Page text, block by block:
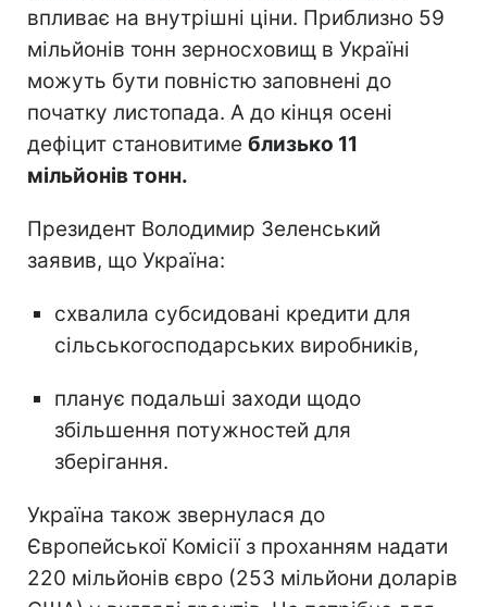
впливає на внутрішні ціни. Приблизно 59
мільйонів тонн зерносховищ в Україні
можуть бути повністю заповнені до
початку листопада. А до кінця осені
дефіцит становитиме близько 11
мільйонів тонн.
Президент Володимир Зеленський
заявив, що Україна:
схвалила субсидовані кредити для
сільськогосподарських виробників,
планує подальші заходи щодо
збільшення потужностей для
зберігання.
Україна також звернулася до
Європейської Комісії з проханням надати
220 мільйонів євро (253 мільйони доларів